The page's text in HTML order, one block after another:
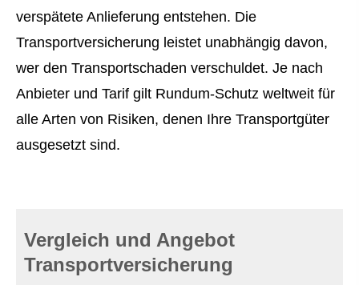
verspätete Anlieferung entstehen. Die
Transportversicherung leistet unabhängig davon,
wer den Transportschaden verschuldet. Je nach
Anbieter und Tarif gilt Rundum-Schutz weltweit für
alle Arten von Risiken, denen Ihre Transportgüter
ausgesetzt sind.
Vergleich und Angebot
Transportversicherung